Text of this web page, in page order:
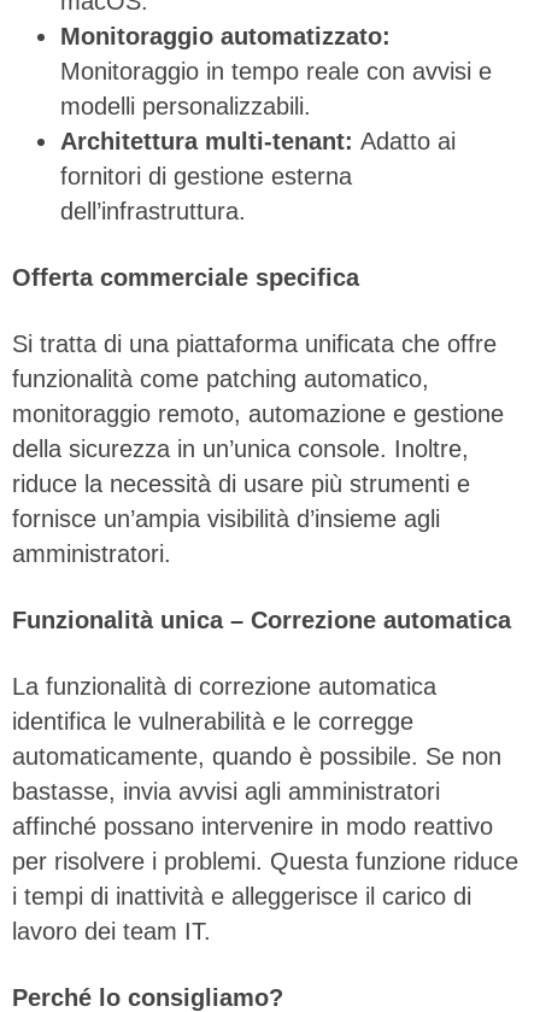
Monitoraggio automatizzato:
Monitoraggio in tempo reale con avvisi e
modelli personalizzabili.
Architettura multi-tenant: Adatto ai
fornitori di gestione esterna
dell’infrastruttura.
Offerta commerciale specifica
Si tratta di una piattaforma unificata che offre
funzionalità come patching automatico,
monitoraggio remoto, automazione e gestione
della sicurezza in un’unica console. Inoltre,
riduce la necessità di usare più strumenti e
fornisce un’ampia visibilità d’insieme agli
amministratori.
Funzionalità unica – Correzione automatica
La funzionalità di correzione automatica
identifica le vulnerabilità e le corregge
automaticamente, quando è possibile. Se non
bastasse, invia avvisi agli amministratori
affinché possano intervenire in modo reattivo
per risolvere i problemi. Questa funzione riduce
i tempi di inattività e alleggerisce il carico di
lavoro dei team IT.
Perché lo consigliamo?